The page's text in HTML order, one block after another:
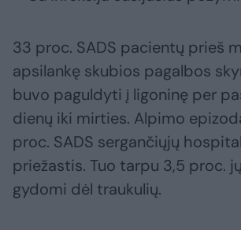
33 proc. SADS pacientų prieš
apsilankę skubios pagalbos
buvo paguldyti į ligoninę per
dienų iki mirties. Alpimo
proc. SADS sergančiųjų
priežastis. Tuo tarpu 3,5 proc.
gydomi dėl traukulių.